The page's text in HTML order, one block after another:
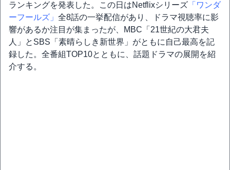
ランキングを発表した。この日はNetflixシリーズ 「ワンダ
ーフールズ」 全8話の一挙配信があり、ドラマ視聴率に影
響があるか注目が集まったが、MBC「21世紀の大君夫
人」とSBS「素晴らしき新世界」がともに自己最高を記
録した。全番組TOP10とともに、話題ドラマの展開を紹
介する。